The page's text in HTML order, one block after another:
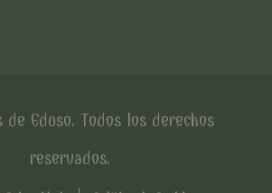
Eduso. Todos los derechos
reservados.